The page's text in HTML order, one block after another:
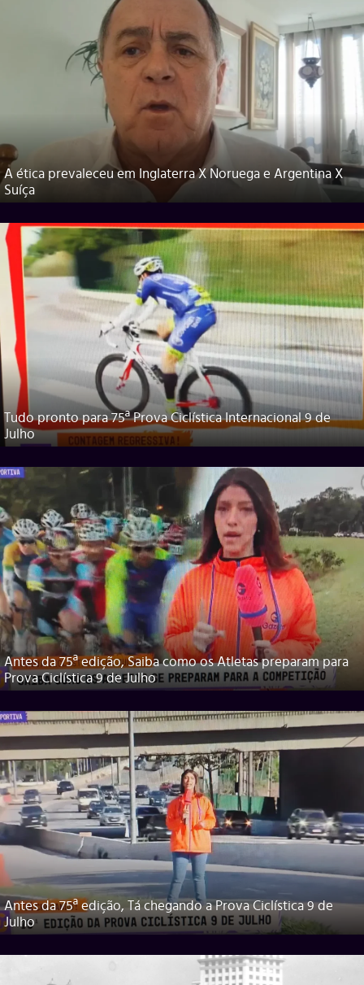
A ética prevaleceu em Inglaterra X Noruega e Argentina X
Suíça
Tudo pronto para 75ª Prova Ciclística Internacional 9 de
Julho
Antes da 75ª edição, Saiba como os Atletas preparam para
Prova Ciclística 9 de Julho
Antes da 75ª edição, Tá chegando a Prova Ciclística 9 de
Julho